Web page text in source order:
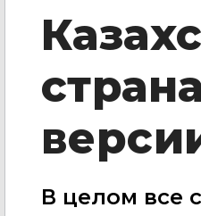
В целом все